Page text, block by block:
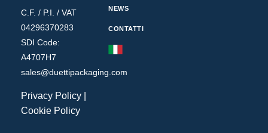
C.F. / P.I. / VAT
04296370283
SDI Code:
A4707H7
sales@duettipackaging.com
Privacy Policy
Cookie Policy
NEWS
CONTATTI